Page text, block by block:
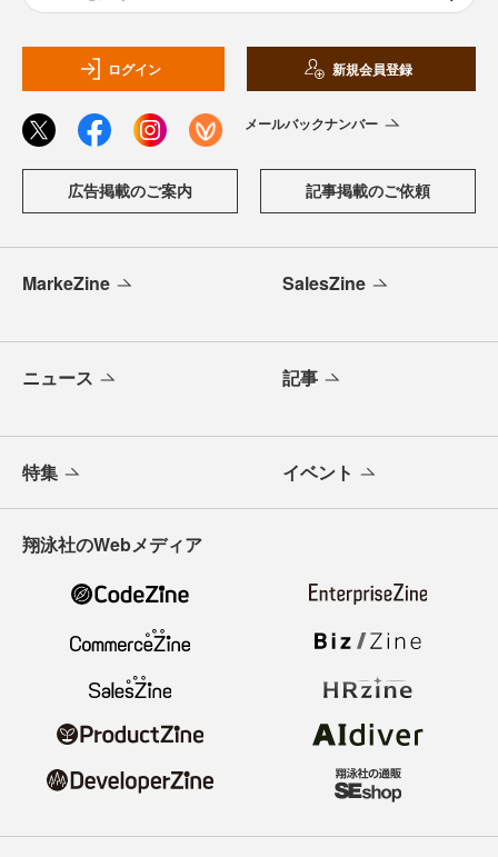
ログイン 新規会員登録
メールバックナンバー
広告掲載のご案内 記事掲載のご依頼
MarkeZine SalesZine
ニュース 記事
特集 イベント
翔泳社のWebメディア